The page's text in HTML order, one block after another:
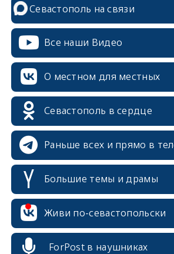
Севастополь на связи
Все наши Видео
О местном для местных
Севастополь в сердце
Раньше всех и прямо в
Большие темы и драмы
Живи по-севастопольски
ForPost в наушниках